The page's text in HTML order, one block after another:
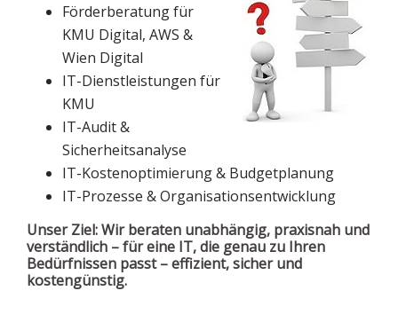
Förderberatung für
KMU Digital, AWS &
Wien Digital
IT-Dienstleistungen für
KMU
IT-Audit &
Sicherheitsanalyse
IT-Kostenoptimierung & Budgetplanung
IT-Prozesse & Organisationsentwicklung
Unser Ziel: Wir beraten unabhängig, praxisnah und
verständlich – für eine IT, die genau zu Ihren
Bedürfnissen passt – effizient, sicher und
kostengünstig.